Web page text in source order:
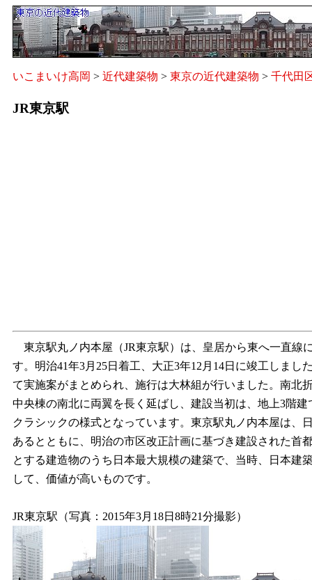
いこまいけ高岡 > 近代建築物 > 東京の近代建築物 > 千代田
JR東京駅
東京駅丸ノ内本屋（JR東京駅）は、皇居から東へ一直線
す。明治41年3月25日着工、大正3年12月14日に竣工しま
て実施案がまとめられ、施行は大林組が行いました。南北
中央棟の南北に両翼を長く延ばし、建設当初は、地上3階
クラシックの様式となっています。東京駅丸ノ内本屋は、
あるとともに、明治の市区改正計画に基づき建設された首
とする建造物のうち日本最大規模の建築で、当時、日本建
して、価値が高いものです。
JR東京駅（写真：2015年3月18日8時21分撮影）